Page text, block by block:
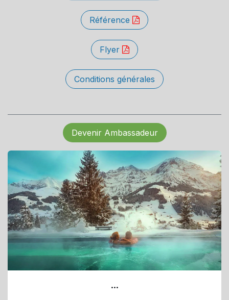
Référence
Flyer
Conditions générales
Devenir Ambassadeur
...